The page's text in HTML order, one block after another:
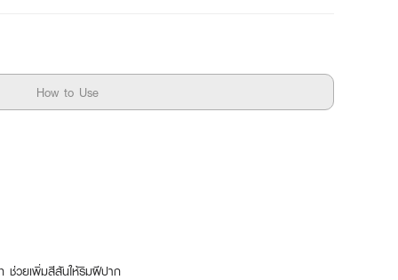
How to Use
ช่วยเพิ่มสีสันให้ริมฝีปาก